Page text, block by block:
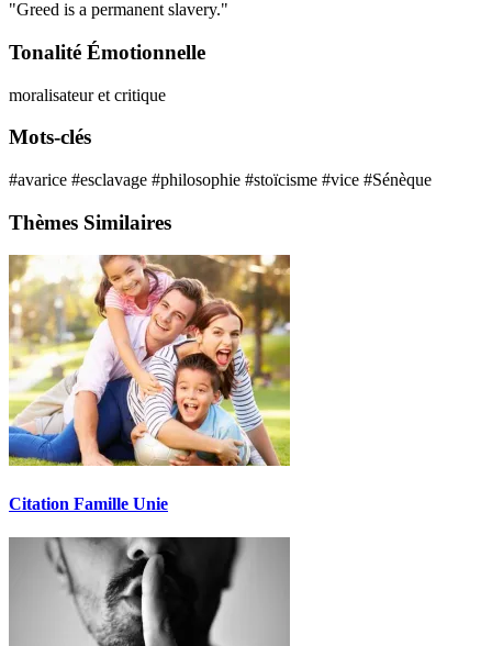
"Greed is a permanent slavery."
Tonalité Émotionnelle
moralisateur et critique
Mots-clés
#avarice #esclavage #philosophie #stoïcisme #vice #Sénèque
Thèmes Similaires
Citation Famille Unie